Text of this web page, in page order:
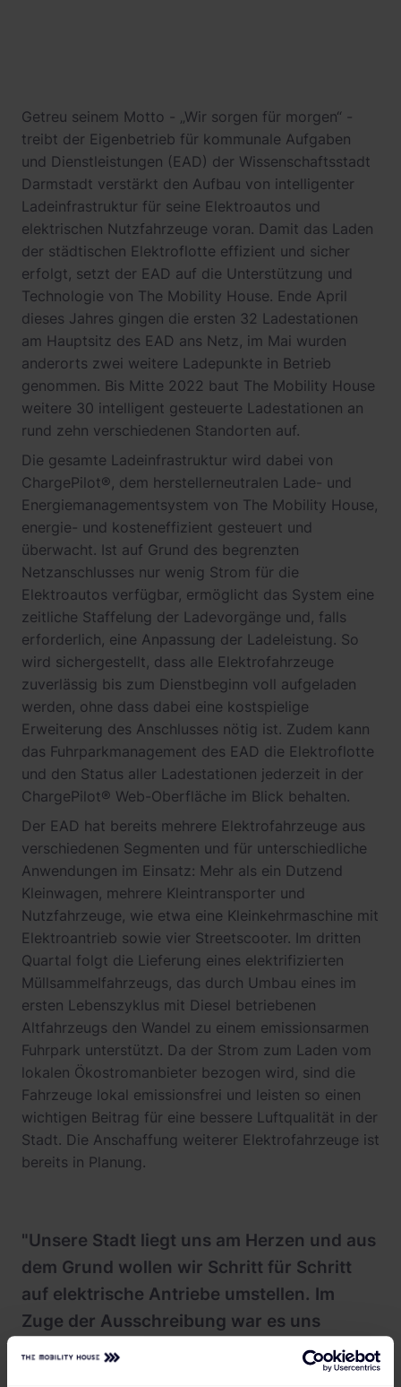
Getreu seinem Motto - „Wir sorgen für morgen“ -
treibt der Eigenbetrieb für kommunale Aufgaben
und Dienstleistungen (EAD) der Wissenschaftsstadt
Darmstadt verstärkt den Aufbau von intelligenter
Ladeinfrastruktur für seine Elektroautos und
elektrischen Nutzfahrzeuge voran. Damit das Laden
der städtischen Elektroflotte effizient und sicher
erfolgt, setzt der EAD auf die Unterstützung und
Technologie von The Mobility House. Ende April
dieses Jahres gingen die ersten 32 Ladestationen
am Hauptsitz des EAD ans Netz, im Mai wurden
anderorts zwei weitere Ladepunkte in Betrieb
genommen. Bis Mitte 2022 baut The Mobility House
weitere 30 intelligent gesteuerte Ladestationen an
rund zehn verschiedenen Standorten auf.
Die gesamte Ladeinfrastruktur wird dabei von
ChargePilot®, dem herstellerneutralen Lade- und
Energiemanagementsystem von The Mobility House,
energie- und kosteneffizient gesteuert und
überwacht. Ist auf Grund des begrenzten
Netzanschlusses nur wenig Strom für die
Elektroautos verfügbar, ermöglicht das System eine
zeitliche Staffelung der Ladevorgänge und, falls
erforderlich, eine Anpassung der Ladeleistung. So
wird sichergestellt, dass alle Elektrofahrzeuge
zuverlässig bis zum Dienstbeginn voll aufgeladen
werden, ohne dass dabei eine kostspielige
Erweiterung des Anschlusses nötig ist. Zudem kann
das Fuhrparkmanagement des EAD die Elektroflotte
und den Status aller Ladestationen jederzeit in der
ChargePilot® Web-Oberfläche im Blick behalten.
Der EAD hat bereits mehrere Elektrofahrzeuge aus
verschiedenen Segmenten und für unterschiedliche
Anwendungen im Einsatz: Mehr als ein Dutzend
Kleinwagen, mehrere Kleintransporter und
Nutzfahrzeuge, wie etwa eine Kleinkehrmaschine mit
Elektroantrieb sowie vier Streetscooter. Im dritten
Quartal folgt die Lieferung eines elektrifizierten
Müllsammelfahrzeugs, das durch Umbau eines im
ersten Lebenszyklus mit Diesel betriebenen
Altfahrzeugs den Wandel zu einem emissionsarmen
Fuhrpark unterstützt. Da der Strom zum Laden vom
lokalen Ökostromanbieter bezogen wird, sind die
Fahrzeuge lokal emissionsfrei und leisten so einen
wichtigen Beitrag für eine bessere Luftqualität in der
Stadt. Die Anschaffung weiterer Elektrofahrzeuge ist
bereits in Planung.
"Unsere Stadt liegt uns am Herzen und aus
dem Grund wollen wir Schritt für Schritt
auf elektrische Antriebe umstellen. Im
Zuge der Ausschreibung war es uns
wichtig, einen Partner zu finden, der
Expertise mitbringt und mit dem wir eine